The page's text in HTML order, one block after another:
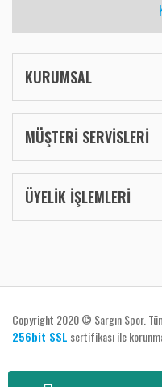
KURUMSAL
MÜŞTERİ SERVİSLERİ
ÜYELİK İŞLEMLERİ
Copyright 2020 © Sargın Spor.
256bit SSL sertifikası ile